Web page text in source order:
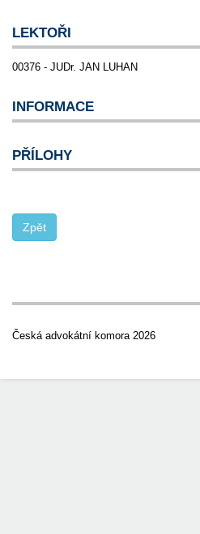
LEKTOŘI
00376 - JUDr. JAN LUHAN
INFORMACE
PŘÍLOHY
Česká advokátní komora 2026